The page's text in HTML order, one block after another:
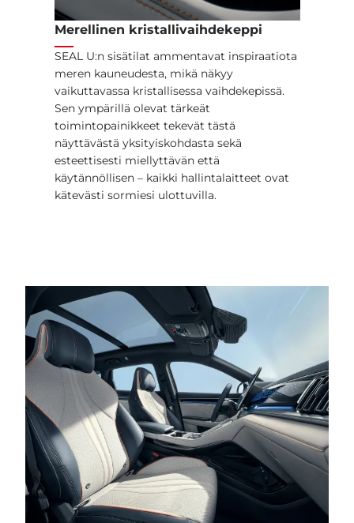
Merellinen kristallivaihdekeppi
SEAL U:n sisätilat ammentavat inspiraatiota
meren kauneudesta, mikä näkyy
vaikuttavassa kristallisessa vaihdekepissä.
Sen ympärillä olevat tärkeät
toimintopainikkeet tekevät tästä
näyttävästä yksityiskohdasta sekä
esteettisesti miellyttävän että
käytännöllisen – kaikki hallintalaitteet ovat
kätevästi sormiesi ulottuvilla.